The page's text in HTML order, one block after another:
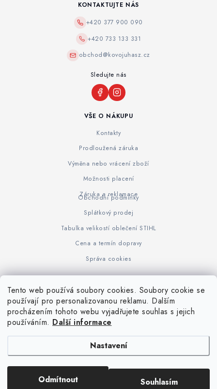
Tento web používá soubory cookies. Soubory cookie se
používají pro personalizovanou reklamu. Dalším
procházením tohoto webu vyjadřujete souhlas s jejich
používáním. Další informace
Nastavení
Odmítnout Souhlasím
VŠE O NÁKUPU
Kontakty
Prodloužená záruka
Výměna nebo vrácení zboží
Možnosti placení
Záruka a reklamace
Obchodní podmínky
Splátkový prodej
Tabulka velikostí oblečení STIHL
Cena a termín dopravy
Správa cookies
KONTAKTUJTE NÁS
+420 377 900 090
+420 733 133 331
obchod@kovojuhasz.cz
Sledujte nás
www.KOVOJUHASZ.cz Výrobce STIHL STIHL Timbersport
iPloty.cz - PLETIVA A NÁŘADÍ. Všechna práva vyhrazena.
Upravit nastavení cookies